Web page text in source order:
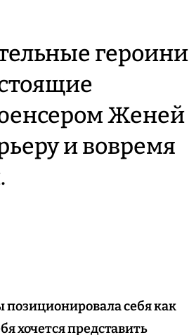
героини
Женей
и вовремя
позиционировала себя как
хочется представить